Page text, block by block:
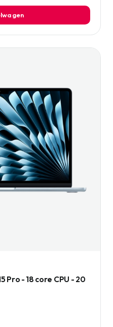
Pro - 18 core CPU - 20